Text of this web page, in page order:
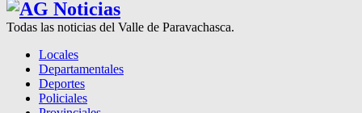
Todas las noticias del Valle de Paravachasca.
Locales
Departamentales
Deportes
Policiales